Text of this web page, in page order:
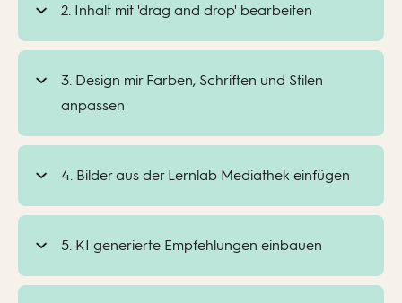
unser Projekt“)
bzw. Berichten
Galerie)
Handlungsaufforderung)
2. Inhalt mit 'drag and drop' bearbeiten
Kästen mit Fakten, Zitaten und
3. Design mir Farben, Schriften und Stilen
anpassen
Farbschemata (Hintergrund,
Schaltflächen)
4. Bilder aus der Lernlab Mediathek einfügen
5. KI generierte Empfehlungen einbauen